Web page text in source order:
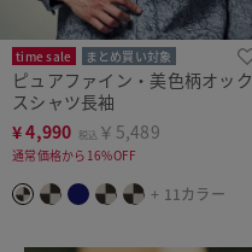
time sale まとめ買い対象
ピュアファイン・美色柄オック
スシャツ長袖
¥4,990 税込 ￥5,489
通常価格から16%OFF
+ 11カラー